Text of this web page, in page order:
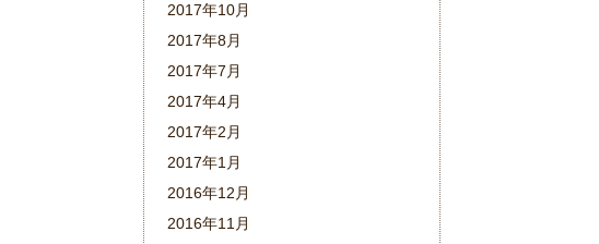
2017年10月
2017年8月
2017年7月
2017年4月
2017年2月
2017年1月
2016年12月
2016年11月